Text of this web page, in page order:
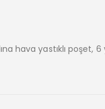
hava yastıklı